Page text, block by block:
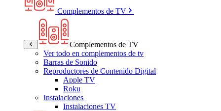
Complementos de TV
Complementos de TV
Ver todo en complementos de tv
Barras de Sonido
Reproductores de Contenido Digital
Apple TV
Roku
Instalaciones
Instalaciones TV